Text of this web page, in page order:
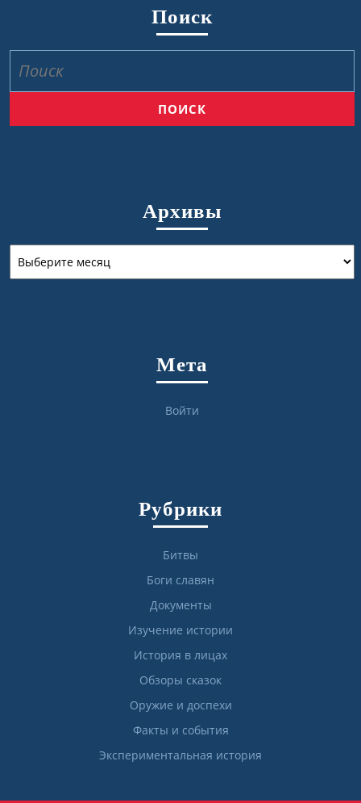
Поиск
Архивы
Мета
Войти
Рубрики
Битвы
Боги славян
Документы
Изучение истории
История в лицах
Обзоры сказок
Оружие и доспехи
Факты и события
Экспериментальная история